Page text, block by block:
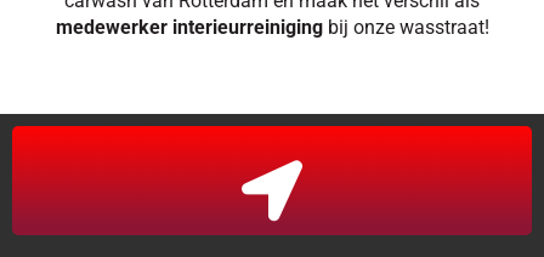
medewerker interieurreiniging bij onze wasstraat!
Rotterdam IJsselmonde